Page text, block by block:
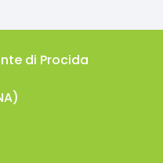
di Procida
)